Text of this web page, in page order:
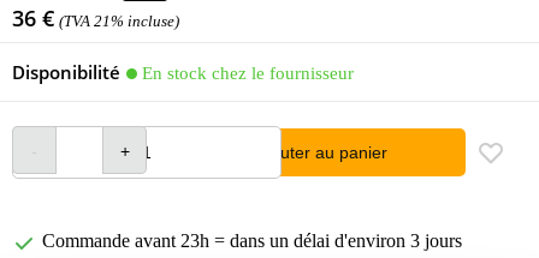
36 € (TVA 21% incluse)
Disponibilité En stock chez le fournisseur
Ajouter au panier
Commande avant 23h = dans un délai d'environ 3 jours